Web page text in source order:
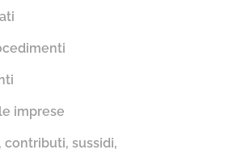
imprese
contributi, sussidi,